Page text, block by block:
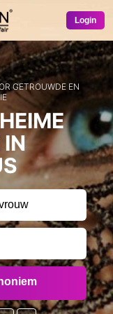
Login
GETROUWDE EN
IN
voor leden
speciale
enz) van